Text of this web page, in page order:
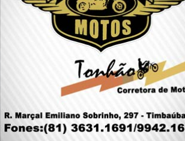
Cultura Polícia Economia